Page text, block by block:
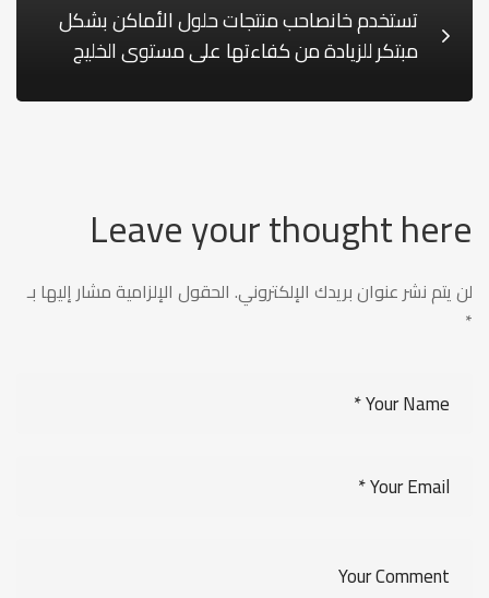
تستخدم خانصاحب منتجات حلول الأماكن بشكل
مبتكر للزيادة من كفاءتها على مستوى الخليج
Leave your thought here
لن يتم نشر عنوان بريدك الإلكتروني. الحقول الإلزامية مشار إليها بـ
*